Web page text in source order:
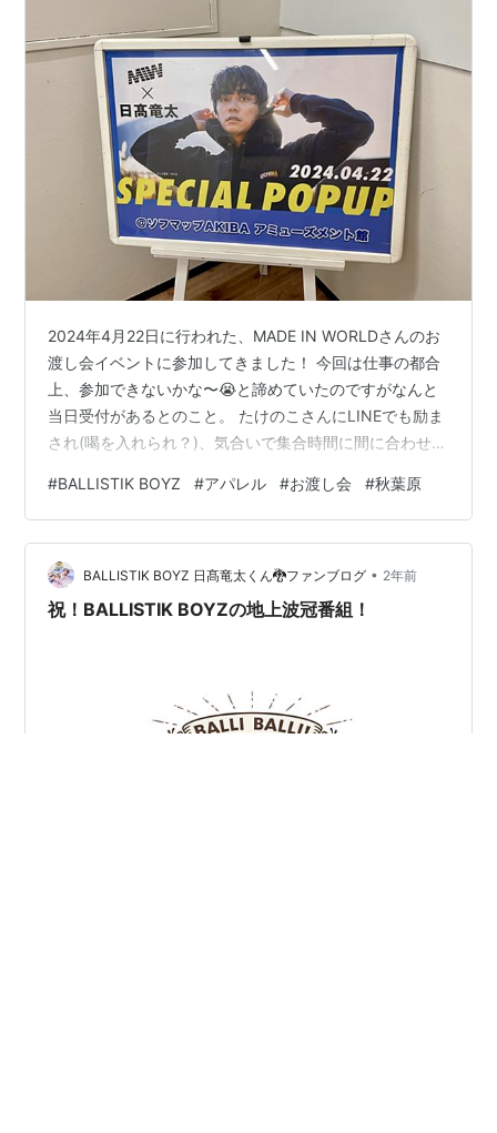
2024年4月22日に行われた、MADE IN WORLDさんのお
渡し会イベントに参加してきました！ 今回は仕事の都合
上、参加できないかな〜😭と諦めていたのですがなんと
当日受付があるとのこと。 たけのこさんにLINEでも励ま
され(喝を入れられ？)、気合いで集合時間に間に合わせま
#BALLISTIK BOYZ #アパレル #お渡し会 #秋葉原
BALLISTIK BOYZ 日髙竜太くん🐉ファンブログ • 2年前
祝！BALLISTIK BOYZの地上波冠番組！